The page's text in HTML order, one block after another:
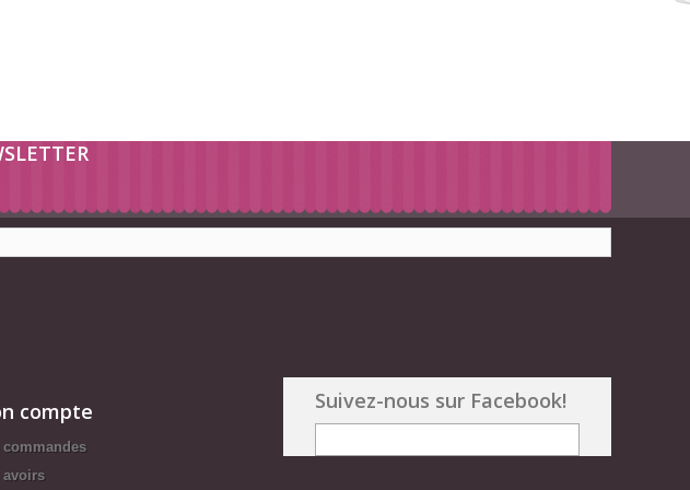
compte
commandes
avoirs
Suivez-nous sur Facebook!